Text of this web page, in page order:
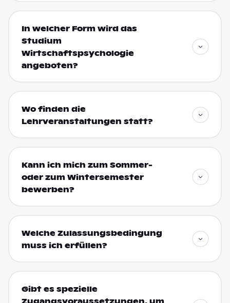
In welcher Form wird das
Studium
Wirtschaftspsychologie
angeboten?
Wo finden die
Lehrveranstaltungen statt?
Kann ich mich zum Sommer-
oder zum Wintersemester
bewerben?
Welche Zulassungsbedingung
muss ich erfüllen?
Gibt es spezielle